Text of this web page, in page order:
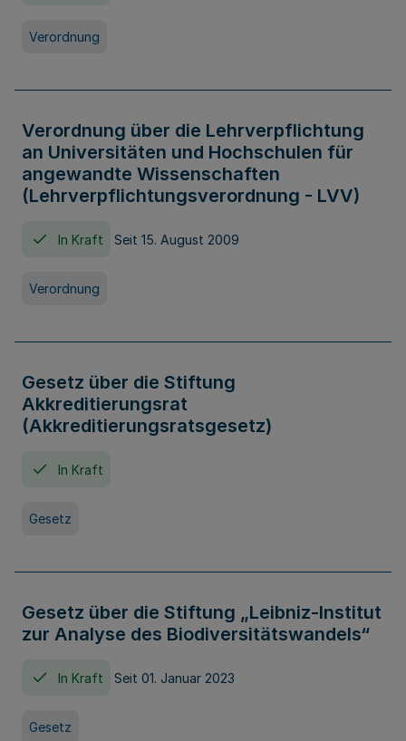
Verordnung
Verordnung über die Lehrverpflichtung
an Universitäten und Hochschulen für
angewandte Wissenschaften
(Lehrverpflichtungsverordnung - LVV)
In Kraft Seit 15. August 2009
Verordnung
Gesetz über die Stiftung
Akkreditierungsrat
(Akkreditierungsratsgesetz)
In Kraft
Gesetz
Gesetz über die Stiftung „Leibniz-Institut
zur Analyse des Biodiversitätswandels“
In Kraft Seit 01. Januar 2023
Gesetz